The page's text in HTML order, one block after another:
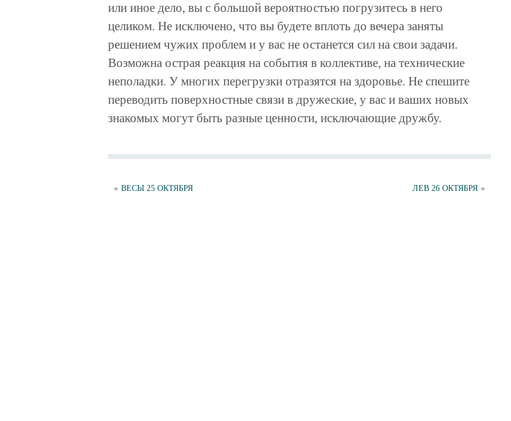
или иное дело, вы с большой вероятностью погрузитесь в него
целиком. Не исключено, что вы будете вплоть до вечера заняты
решением чужих проблем и у вас не останется сил на свои задачи.
Возможна острая реакция на события в коллективе, на технические
неполадки. У многих перегрузки отразятся на здоровье. Не спешите
переводить поверхностные связи в дружеские, у вас и ваших новых
знакомых могут быть разные ценности, исключающие дружбу.
« ВЕСЫ 25 ОКТЯБРЯ ЛЕВ 26 ОКТЯБРЯ »